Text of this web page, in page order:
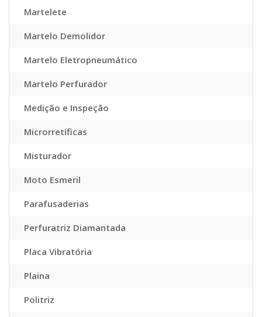
Martelete
Martelo Demolidor
Martelo Eletropneumático
Martelo Perfurador
Medição e Inspeção
Microrretíficas
Misturador
Moto Esmeril
Parafusaderias
Perfuratriz Diamantada
Placa Vibratória
Plaina
Politriz